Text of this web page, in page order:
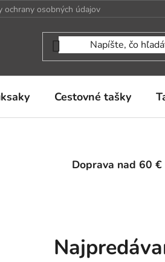
ochrany osobných údajov
Cestovné tašky
Doprava nad 60 €